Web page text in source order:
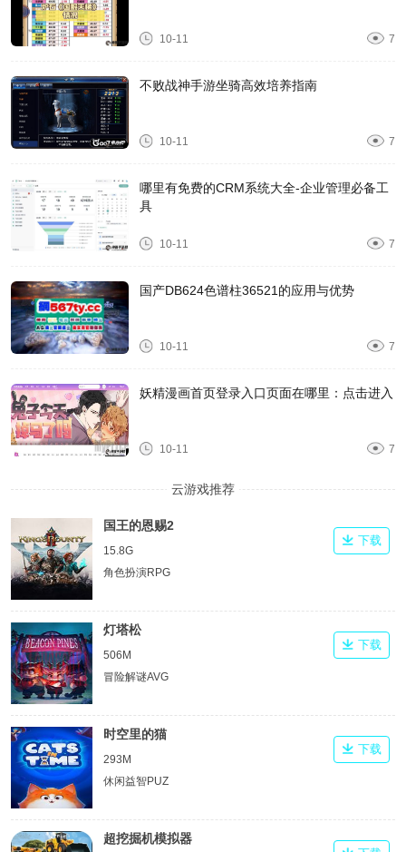
10-11 7
不败战神手游坐骑高效培养指南
10-11 7
哪里有免费的CRM系统大全-企业管理必备工
具
10-11 7
国产DB624色谱柱36521的应用与优势
10-11 7
妖精漫画首页登录入口页面在哪里：点击进入
10-11 7
云游戏推荐
国王的恩赐2
15.8G
角色扮演RPG
下载
灯塔松
506M
冒险解谜AVG
下载
时空里的猫
293M
休闲益智PUZ
下载
超挖掘机模拟器